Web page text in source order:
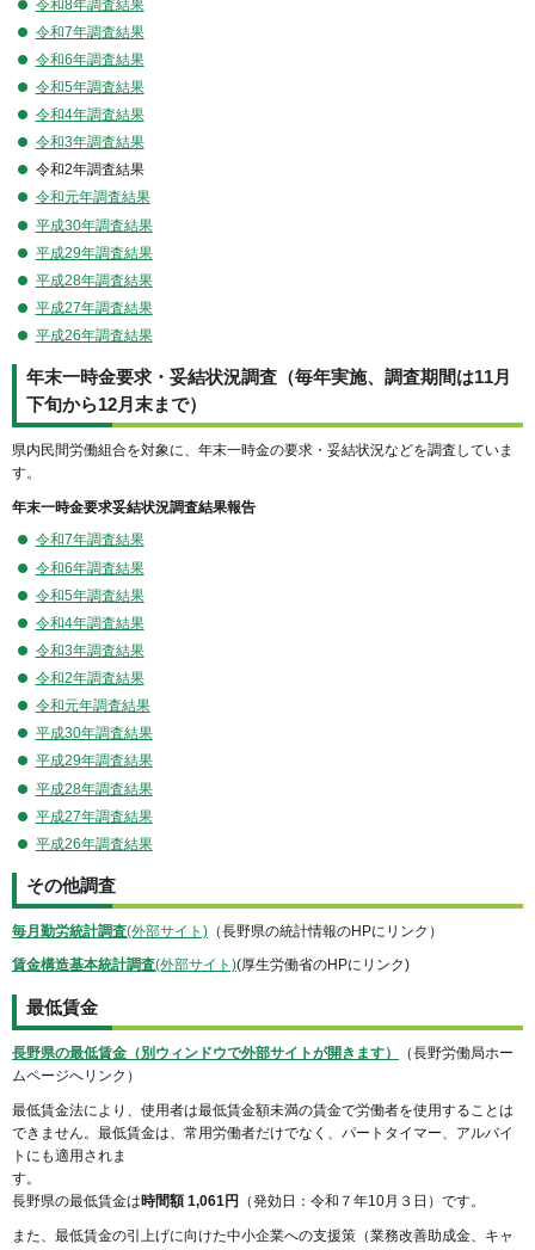
令和8年調査結果
令和7年調査結果
令和6年調査結果
令和5年調査結果
令和4年調査結果
令和3年調査結果
令和2年調査結果
令和元年調査結果
平成30年調査結果
平成29年調査結果
平成28年調査結果
平成27年調査結果
平成26年調査結果
年末一時金要求・妥結状況調査（毎年実施、調査期間は11月
下旬から12月末まで）
県内民間労働組合を対象に、年末一時金の要求・妥結状況などを調査していま
す。
年末一時金要求妥結状況調査結果報告
令和7年調査結果
令和6年調査結果
令和5年調査結果
令和4年調査結果
令和3年調査結果
令和2年調査結果
令和元年調査結果
平成30年調査結果
平成29年調査結果
平成28年調査結果
平成27年調査結果
平成26年調査結果
その他調査
毎月勤労統計調査(外部サイト) （長野県の統計情報のHPにリンク）
賃金構造基本統計調査(外部サイト)(厚生労働省のHPにリンク)
最低賃金
長野県の最低賃金（別ウィンドウで外部サイトが開きます）
（長野労働局ホー
ムページへリンク）
最低賃金法により、使用者は最低賃金額未満の賃金で労働者を使用することは
できません。最低賃金は、常用労働者だけでなく、パートタイマー、アルバイ
トにも適用されま
す。
長野県の最低賃金は時間額 1,061円 （発効日：令和７年10月３日）です。
また、最低賃金の引上げに向けた中小企業への支援策（業務改善助成金、キャ